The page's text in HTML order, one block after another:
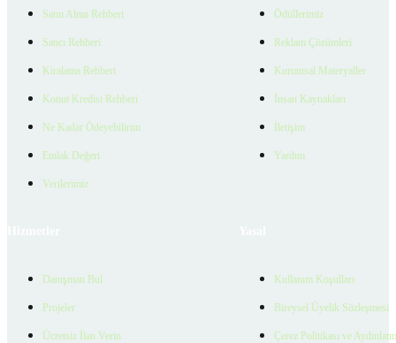
Satın Alma Rehberi
Satıcı Rehberi
Kiralama Rehberi
Konut Kredisi Rehberi
Ne Kadar Ödeyebilirim
Emlak Değeri
Verilerimiz
Ödüllerimiz
Reklam Çözümleri
Kurumsal Materyaller
İnsan Kaynakları
İletişim
Yardım
Danışman Bul
Projeler
Ücretsiz İlan Verin
Kullanım Koşulları
Bireysel Üyelik Sözleşmesi
Çerez Politikası ve